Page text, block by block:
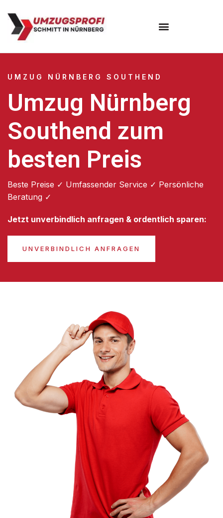
UMZUG NÜRNBERG SOUTHEND
Umzug Nürnberg
Southend zum
besten Preis
Beste Preise ✓ Umfassender Service ✓ Persönliche
Beratung ✓
Jetzt unverbindlich anfragen & ordentlich sparen:
UNVERBINDLICH ANFRAGEN